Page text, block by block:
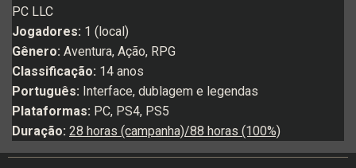
PC LLC
Jogadores: 1 (local)
Gênero: Aventura, Ação, RPG
Classificação: 14 anos
Português: Interface, dublagem e legendas
Plataformas: PC, PS4, PS5
Duração: 28 horas (campanha)/88 horas (100%)